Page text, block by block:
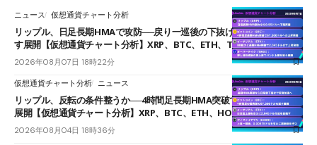
ニュース 仮想通貨チャート分析
リップル、日足長期HMAで攻防──戻り一巡後の下抜けで0.95ドルを試
す展開【仮想通貨チャート分析】XRP、BTC、ETH、TAKE
2026年08月07日 18時22分
仮想通貨チャート分析 ニュース
リップル、反転の条件整うか──4時間足長期HMA突破で雲下端を目指す
展開【仮想通貨チャート分析】XRP、BTC、ETH、HOME
2026年08月04日 18時36分